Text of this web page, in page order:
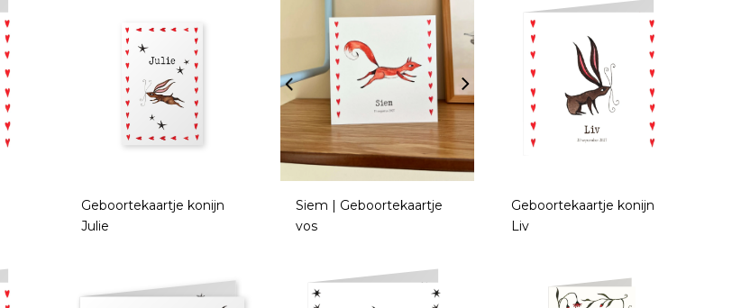
Geboortekaartje konijn
Julie
Siem | Geboortekaartje
vos
Geboortekaartje konijn
Liv